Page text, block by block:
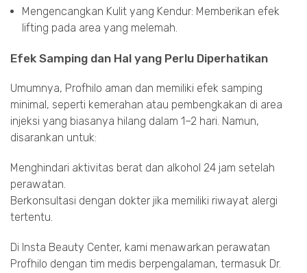
Mengencangkan Kulit yang Kendur: Memberikan efek
lifting pada area yang melemah.
Efek Samping dan Hal yang Perlu Diperhatikan
Umumnya, Profhilo aman dan memiliki efek samping
minimal, seperti kemerahan atau pembengkakan di area
injeksi yang biasanya hilang dalam 1–2 hari. Namun,
disarankan untuk:
Menghindari aktivitas berat dan alkohol 24 jam setelah
perawatan.
Berkonsultasi dengan dokter jika memiliki riwayat alergi
tertentu.
Di Insta Beauty Center, kami menawarkan perawatan
Profhilo dengan tim medis berpengalaman, termasuk Dr.